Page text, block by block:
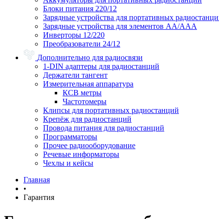
Блоки питания 220/12
Зарядные устройства для портативных
Зарядные устройства для элементов АА/ААА
Инверторы 12/220
Преобразователи 24/12
Дополнительно для радиосвязи
1-DIN адаптеры для радиостанций
Держатели тангент
Измерительная аппаратура
КСВ метры
Частотомеры
Клипсы для портативных радиостанций
Крепёж для радиостанций
Провода питания для радиостанций
Программаторы
Прочее радиооборудование
Речевые информаторы
Чехлы и кейсы
Главная
•
Гарантия